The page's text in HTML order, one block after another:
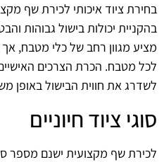
בחירת ציוד איכותי לכירת שף
בהקניית יכולות בישול גבוהות
מציע מגוון רחב של כלי מטבח,
לכל מטבח. הכרת הצרכים
לשדרג את חווית הבישול באופן
סוגי ציוד חיוניים
לכירת שף מקצועית ישנם מספר